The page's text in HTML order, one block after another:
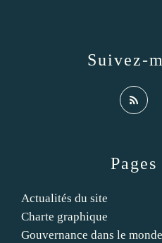
Pages
Actualités du site
Charte graphique
Gouvernance dans le
Suivez-